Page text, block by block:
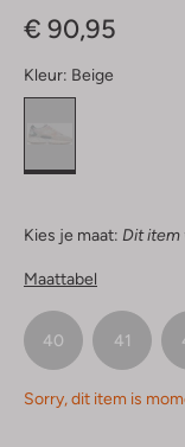
€ 90,95
Kleur: Beige
Kies je maat: Dit item
Maattabel
40 41
Sorry, dit item is